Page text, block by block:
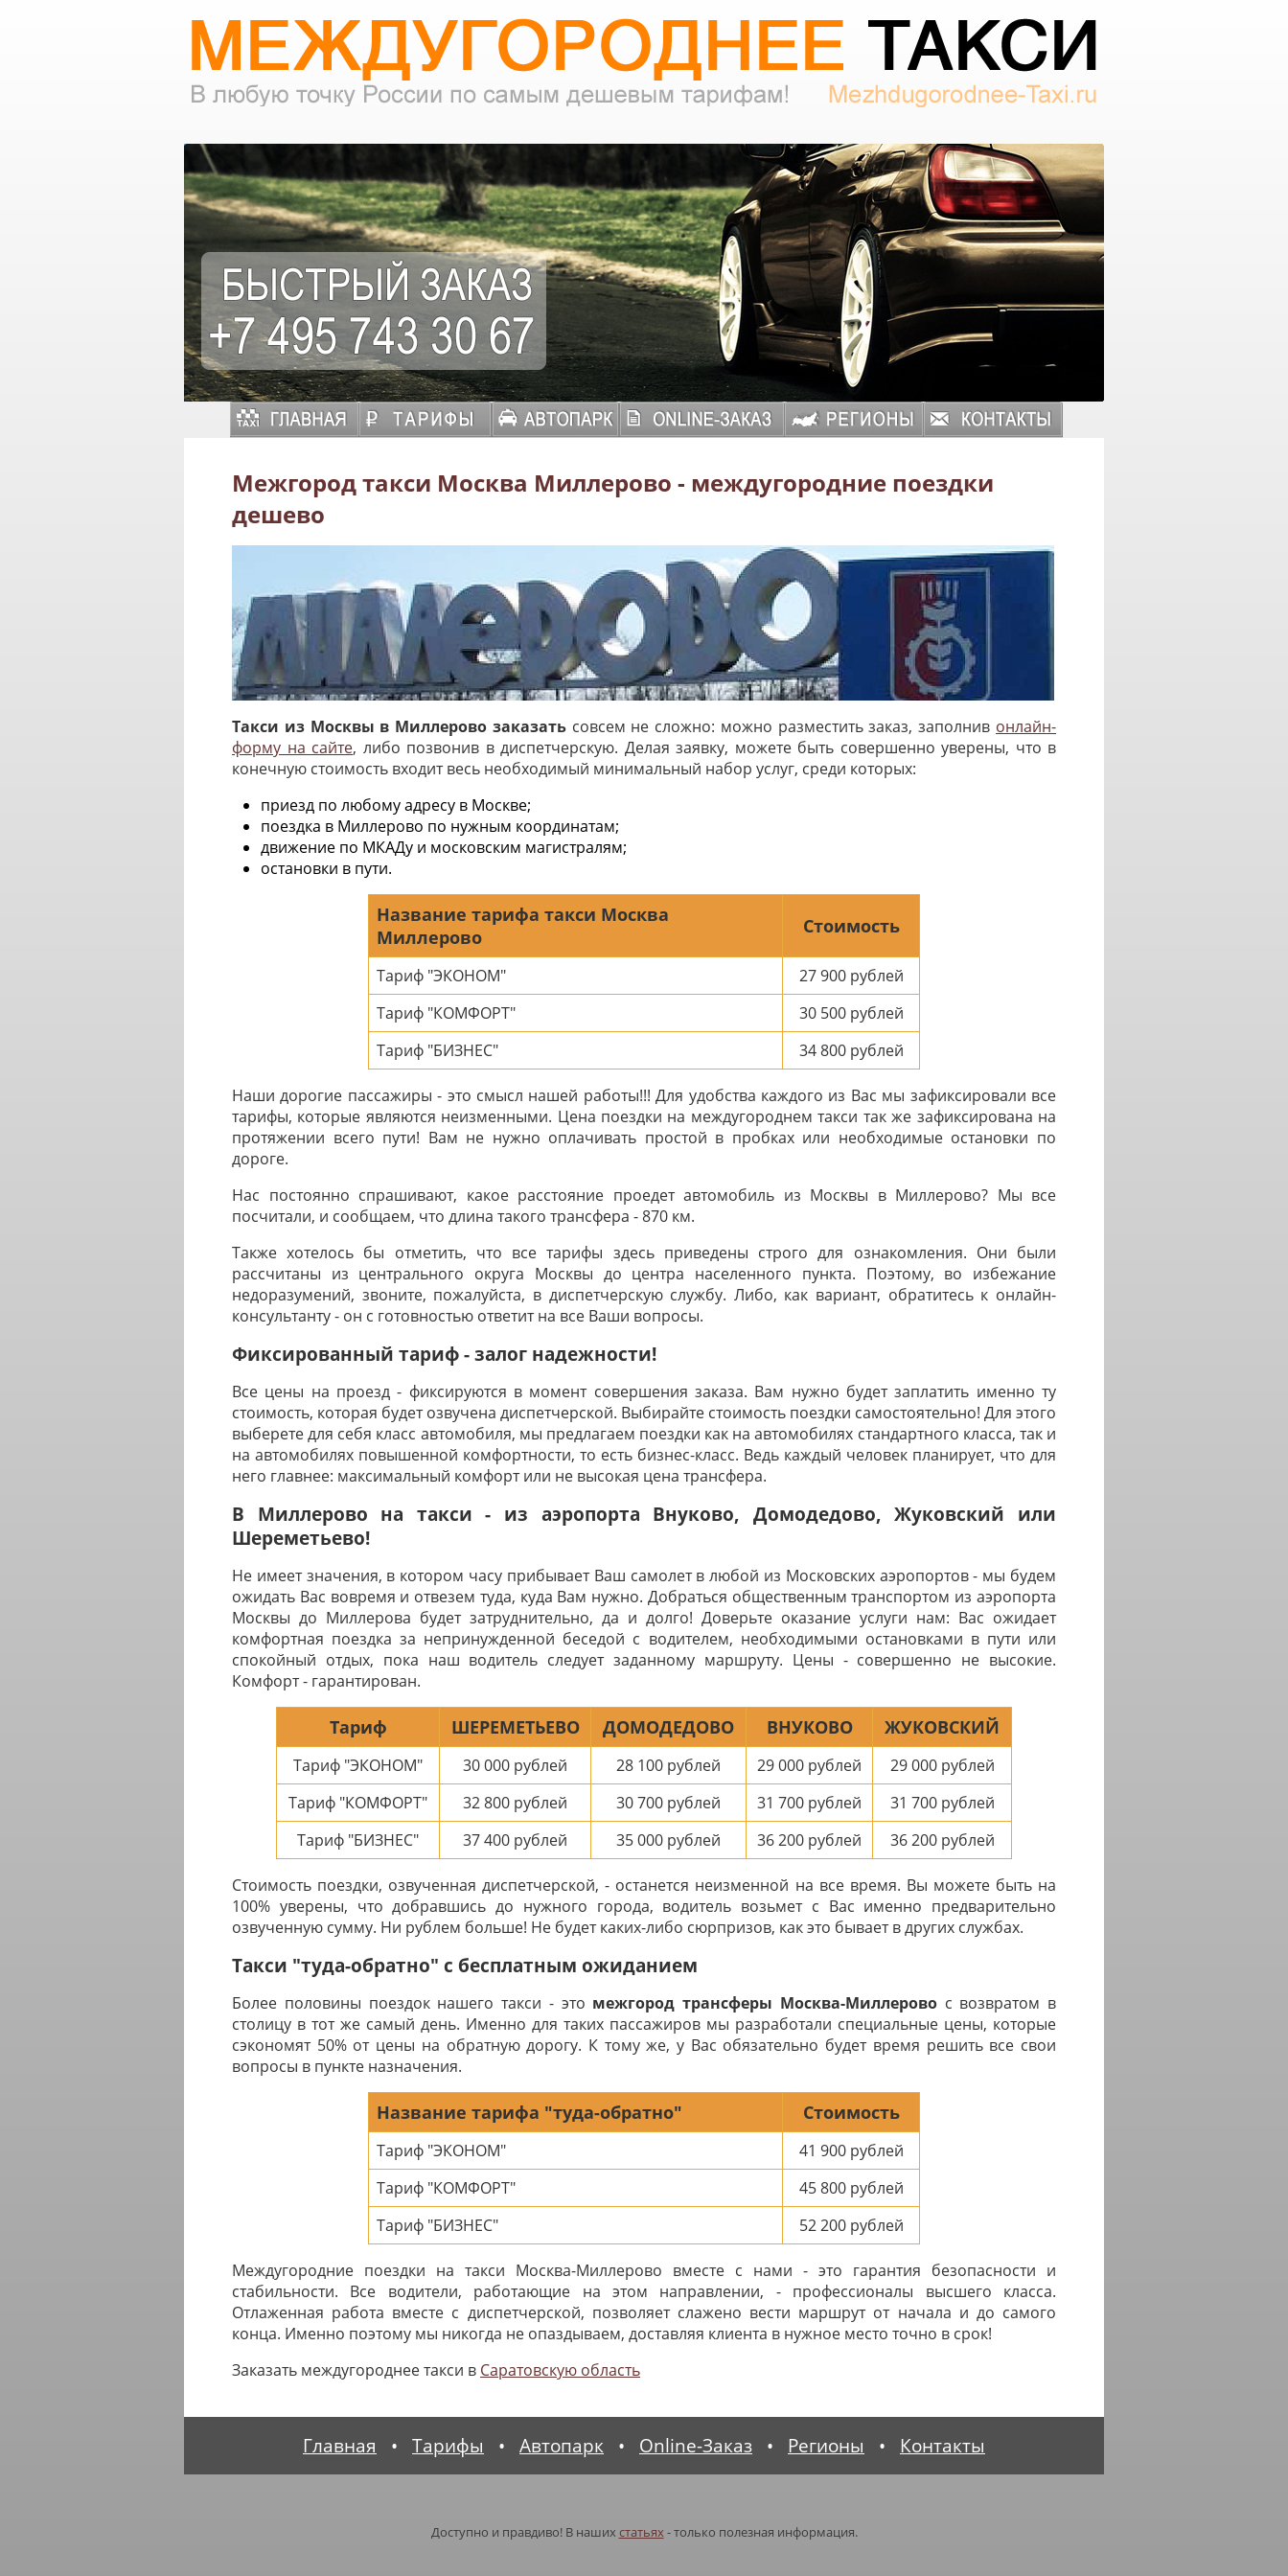
Межгород такси Москва Миллерово - междугородние поездки
дешево
Такси из Москвы в Миллерово заказатьсовсем не сложно: можно разместить заказ, заполнив онлайн-
форму на сайте, либо позвонив в диспетчерскую. Делая заявку, можете быть совершенно уверены, что в
конечную стоимость входит весь необходимый минимальный набор услуг, среди которых:
приезд по любому адресу в Москве;
поездка в Миллерово по нужным координатам;
движение по МКАДу и московским магистралям;
остановки в пути.
Название тарифа такси Москва
Миллерово
Стоимость
Тариф "ЭКОНОМ" 27 900рублей
Тариф "КОМФОРТ"
30 500рублей
Тариф "БИЗНЕС"
34 800рублей
Наши дорогие пассажиры - это смысл нашей работы!!! Для удобства каждого из Вас мы зафиксировали все
тарифы, которые являются неизменными. Цена поездки на междугороднем такси так же зафиксирована на
протяжении всего пути! Вам не нужно оплачивать простой в пробках или необходимые остановки по
дороге.
Нас постоянно спрашивают, какое расстояние проедет автомобиль из Москвы в Миллерово? Мы все
посчитали, и сообщаем, что длина такого трансфера - 870 км.
Также хотелось бы отметить, что все тарифы здесь приведены строго для ознакомления. Они были
рассчитаны из центрального округа Москвы до центра населенного пункта. Поэтому, во избежание
недоразумений, звоните, пожалуйста, в диспетчерскую службу. Либо, как вариант, обратитесь к онлайн-
консультанту - он с готовностью ответит на все Ваши вопросы.
Фиксированный тариф - залог надежности!
Все цены на проезд - фиксируются в момент совершения заказа. Вам нужно будет заплатить именно ту
стоимость, которая будет озвучена диспетчерской. Выбирайте стоимость поездки самостоятельно! Для этого
выберете для себя класс автомобиля, мы предлагаем поездки как на автомобилях стандартного класса, так и
на автомобилях повышенной комфортности, то есть бизнес-класс. Ведь каждый человек планирует, что для
него главнее: максимальный комфорт или не высокая цена трансфера.
В Миллерово на такси - из аэропорта Внуково, Домодедово, Жуковский или
Шереметьево!
Не имеет значения, в котором часу прибывает Ваш самолет в любой из Московских аэропортов - мы будем
ожидать Вас вовремя и отвезем туда, куда Вам нужно. Добраться общественным транспортом из аэропорта
Москвы до Миллерова будет затруднительно, да и долго! Доверьте оказание услуги нам: Вас ожидает
комфортная поездка за непринужденной беседой с водителем, необходимыми остановками в пути или
спокойный отдых, пока наш водитель следует заданному маршруту. Цены - совершенно не высокие.
Комфорт - гарантирован.
Тариф ШЕРЕМЕТЬЕВО ДОМОДЕДОВО ВНУКОВО ЖУКОВСКИЙ
Тариф "ЭКОНОМ" 30 000 рублей 28 100 рублей 29 000 рублей 29 000рублей
Тариф "КОМФОРТ"
32 800 рублей 30 700 рублей 31 700 рублей 31 700рублей
Тариф "БИЗНЕС"
37 400 рублей 35 000 рублей 36 200 рублей 36 200рублей
Стоимость поездки, озвученная диспетчерской, - останется неизменной на все время. Вы можете быть на
100% уверены, что добравшись до нужного города, водитель возьмет с Вас именно предварительно
озвученную сумму. Ни рублем больше! Не будет каких-либо сюрпризов, как это бывает в других службах.
Такси "туда-обратно" с бесплатным ожиданием
Более половины поездок нашего такси - это межгород трансферы Москва-Миллеровос возвратом в
столицу в тот же самый день. Именно для таких пассажиров мы разработали специальные цены, которые
сэкономят 50% от цены на обратную дорогу. К тому же, у Вас обязательно будет время решить все свои
вопросы в пункте назначения.
Название тарифа "туда-обратно" Стоимость
Тариф "ЭКОНОМ" 41 900рублей
Тариф "КОМФОРТ"
45 800рублей
Тариф "БИЗНЕС"
52 200рублей
Междугородние поездки на такси Москва-Миллерово вместе с нами - это гарантия безопасности и
стабильности. Все водители, работающие на этом направлении, - профессионалы высшего класса.
Отлаженная работа вместе с диспетчерской, позволяет слажено вести маршрут от начала и до самого
конца. Именно поэтому мы никогда не опаздываем, доставляя клиента в нужное место точно в срок!
Заказать междугороднее такси в Саратовскую область
Главная • Тарифы • Автопарк • Online-Заказ • Регионы • Контакты
Доступно и правдиво! В наших статьях - только полезная информация.